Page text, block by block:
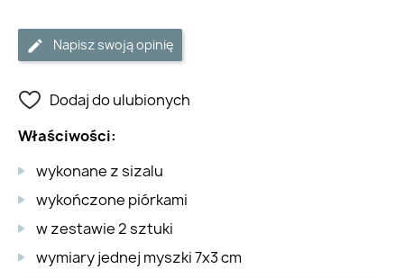
Napisz swoją opinię
Dodaj do ulubionych
Właściwości:
wykonane z sizalu
wykończone piórkami
w zestawie 2 sztuki
wymiary jednej myszki 7x3 cm